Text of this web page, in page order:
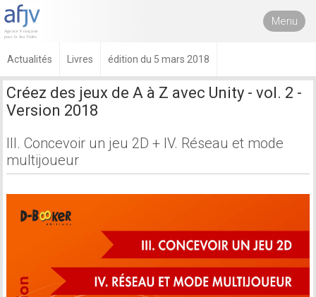
Menu
Actualités Livres édition du 5 mars 2018
Créez des jeux de A à Z avec Unity - vol. 2 -
Version 2018
III. Concevoir un jeu 2D + IV. Réseau et mode
multijoueur